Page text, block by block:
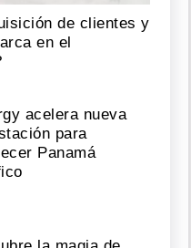
de clientes y
en el
acelera nueva
para
Panamá